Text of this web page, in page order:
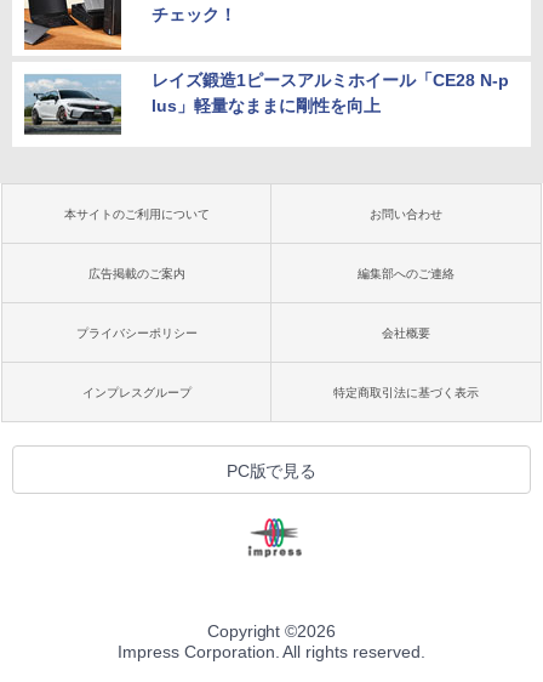
チェック！
レイズ鍛造1ピースアルミホイール「CE28 N-p
lus」軽量なままに剛性を向上
本サイトのご利用について お問い合わせ
広告掲載のご案内 編集部へのご連絡
プライバシーポリシー 会社概要
インプレスグループ 特定商取引法に基づく表示
PC版で見る
Copyright ©2026
Impress Corporation. All rights reserved.